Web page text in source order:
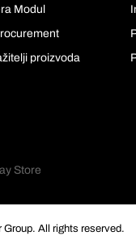
Modul
proizvoda
All rights reserved.